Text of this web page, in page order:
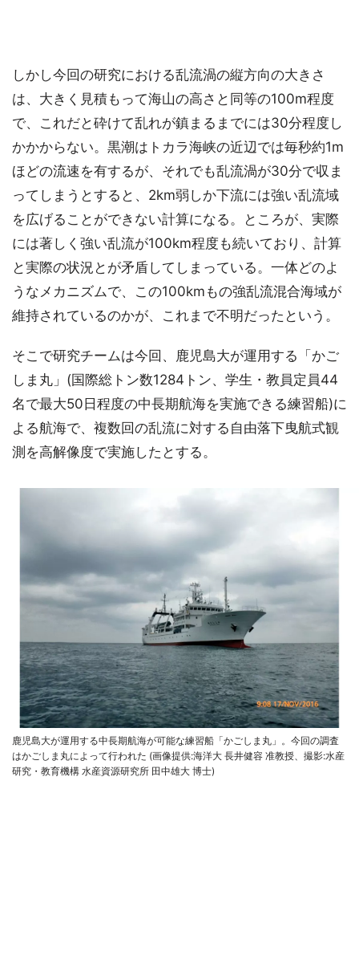
しかし今回の研究における乱流渦の縦方向の大きさ
は、大きく見積もって海山の高さと同等の100m程度
で、これだと砕けて乱れが鎮まるまでには30分程度し
かかからない。黒潮はトカラ海峡の近辺では毎秒約1m
ほどの流速を有するが、それでも乱流渦が30分で収ま
ってしまうとすると、2km弱しか下流には強い乱流域
を広げることができない計算になる。ところが、実際
には著しく強い乱流が100km程度も続いており、計算
と実際の状況とが矛盾してしまっている。一体どのよ
うなメカニズムで、この100kmもの強乱流混合海域が
維持されているのかが、これまで不明だったという。
そこで研究チームは今回、鹿児島大が運用する「かご
しま丸」(国際総トン数1284トン、学生・教員定員44
名で最大50日程度の中長期航海を実施できる練習船)に
よる航海で、複数回の乱流に対する自由落下曳航式観
測を高解像度で実施したとする。
鹿児島大が運用する中長期航海が可能な練習船「かごしま丸」。今回の調査
はかごしま丸によって行われた (画像提供:海洋大 長井健容 准教授、撮影:水産
研究・教育機構 水産資源研究所 田中雄大 博士)